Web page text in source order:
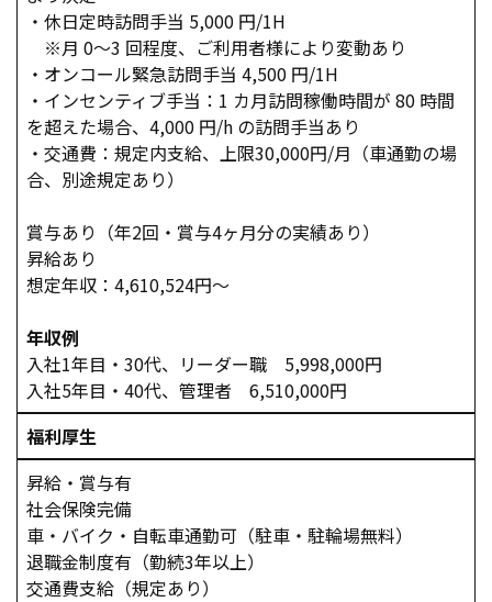
・休日定時訪問手当 5,000 円/1H
※月 0～3 回程度、ご利用者様により変動あり
・オンコール緊急訪問手当 4,500 円/1H
・インセンティブ手当：1 カ月訪問稼働時間が 80 時間
を超えた場合、4,000 円/h の訪問手当あり
・交通費：規定内支給、上限30,000円/月（車通勤の場
合、別途規定あり）
賞与あり（年2回・賞与4ヶ月分の実績あり）
昇給あり
想定年収：4,610,524円～
年収例
入社1年目・30代、リーダー職 5,998,000円
入社5年目・40代、管理者 6,510,000円
福利厚生
昇給・賞与有
社会保険完備
車・バイク・自転車通勤可（駐車・駐輪場無料）
退職金制度有（勤続3年以上）
交通費支給（規定あり）